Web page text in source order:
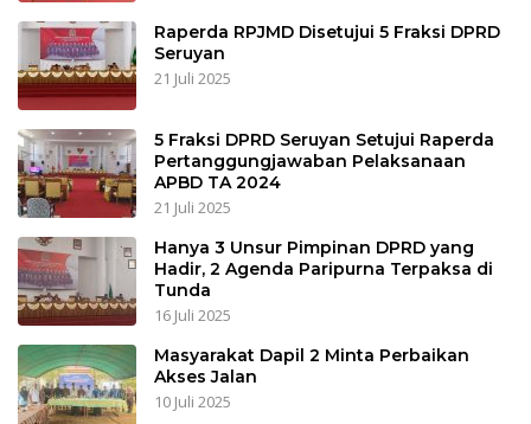
Raperda RPJMD Disetujui 5 Fraksi DPRD
Seruyan
21 Juli 2025
5 Fraksi DPRD Seruyan Setujui Raperda
Pertanggungjawaban Pelaksanaan
APBD TA 2024
21 Juli 2025
Hanya 3 Unsur Pimpinan DPRD yang
Hadir, 2 Agenda Paripurna Terpaksa di
Tunda
16 Juli 2025
Masyarakat Dapil 2 Minta Perbaikan
Akses Jalan
10 Juli 2025